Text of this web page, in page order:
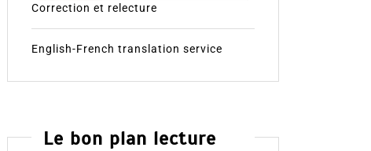
Correction et relecture
English-French translation service
Le bon plan lecture